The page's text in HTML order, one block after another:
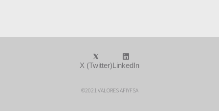
©2021 VALORES AFIYFSA
X (Twitter)LinkedIn